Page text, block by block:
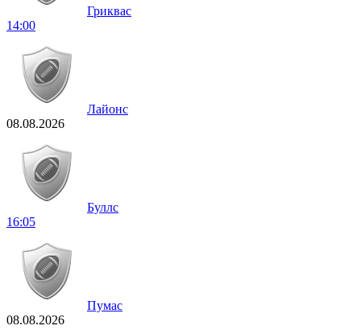
Гриквас
14:00
Лайонс
08.08.2026
Буллс
16:05
Пумас
08.08.2026